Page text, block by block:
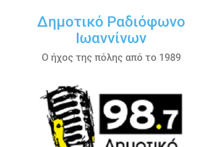
περιεχόμενοΔημοτικό Ραδιόφωνο
Ιωαννίνων
Ο ήχος της πόλης από το 1989